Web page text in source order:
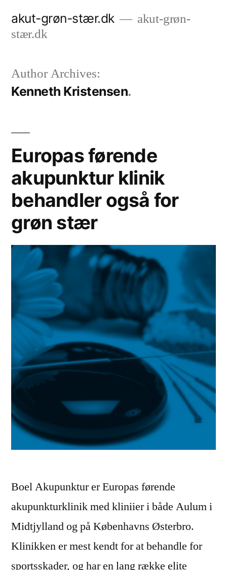
akut-grøn-stær.dk
akut-grøn-
stær.dk
Author Archives:
Kenneth Kristensen
Europas førende
akupunktur klinik
behandler også for
grøn stær
Boel Akupunktur er Europas førende
akupunkturklinik med kliniier i både Aulum i
Midtjylland og på Københavns Østerbro.
Klinikken er mest kendt for at behandle for
sportsskader, og har en lang række elite